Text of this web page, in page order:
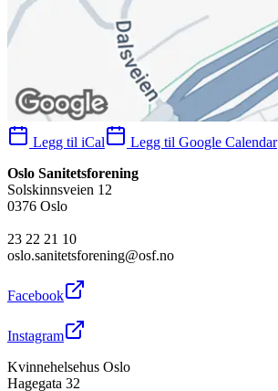
Legg til iCal
Legg til Google Calendar
Oslo Sanitetsforening
Solskinnsveien 12
0376 Oslo
23 22 21 10
oslo.sanitetsforening@osf.no
Facebook
Instagram
Kvinnehelsehus Oslo
Hagegata 32